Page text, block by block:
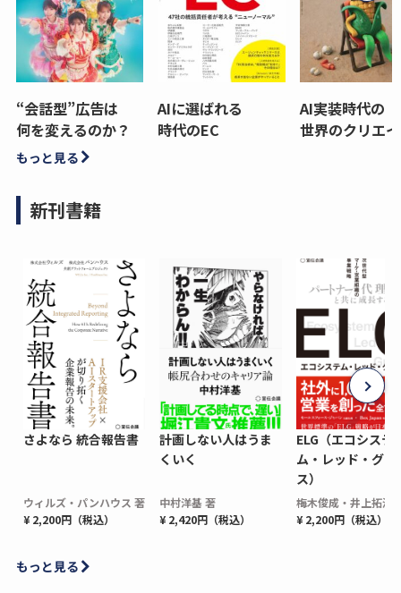
“会話型”広告は
何を変えるのか？
AIに選ばれる
時代のEC
AI実装時代の
世界のクリエ
もっと見る
新刊書籍
さよなら 統合報告書
ウィルズ・パンハウス 著
¥ 2,200円（税込）
計画しない人はうま
くいく
中村洋基 著
¥ 2,420円（税込）
ELG（エコシステ
ム・レッド・グロ
ス）
梅木俊成・井上拓海
¥ 2,200円（税込）
もっと見る